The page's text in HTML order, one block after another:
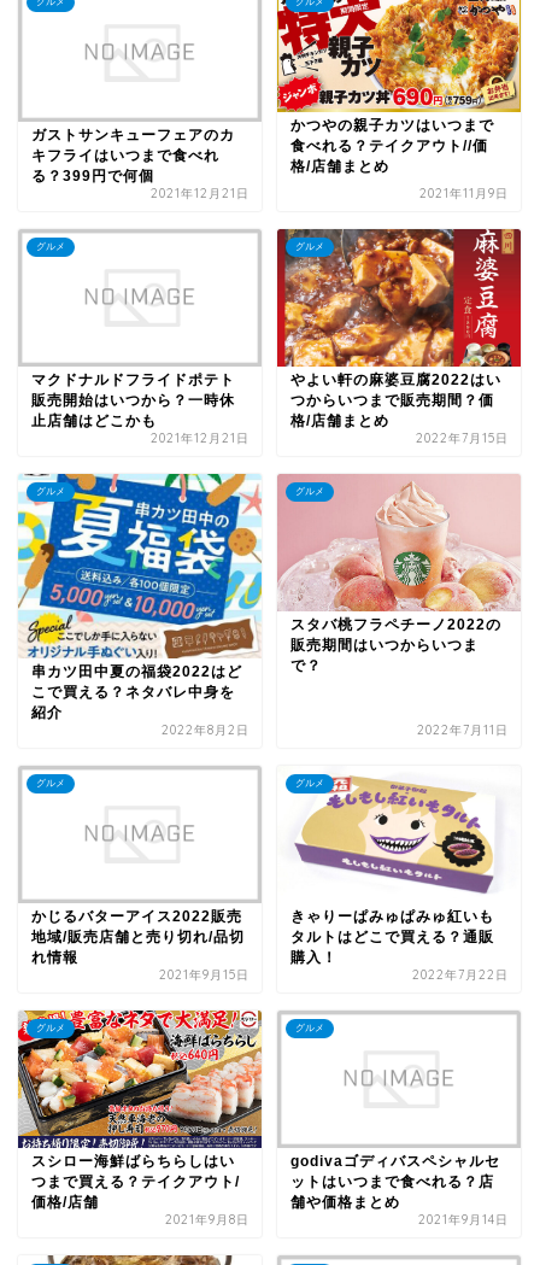
ガストサンキューフェアのカ
キフライはいつまで食べれ
る？399円で何個
2021年12月21日
かつやの親子カツはいつまで
食べれる？テイクアウト//価
格/店舗まとめ
2021年11月9日
グルメ
マクドナルドフライドポテト
販売開始はいつから？一時休
止店舗はどこかも
2021年12月21日
グルメ
やよい軒の麻婆豆腐2022はい
つからいつまで販売期間？価
格/店舗まとめ
2022年7月15日
グルメ
串カツ田中夏の福袋2022はど
こで買える？ネタバレ中身を
紹介
2022年8月2日
グルメ
スタバ桃フラペチーノ2022の
販売期間はいつからいつま
で？
2022年7月11日
グルメ
かじるバターアイス2022販売
地域/販売店舗と売り切れ/品切
れ情報
2021年9月15日
グルメ
きゃりーぱみゅぱみゅ紅いも
タルトはどこで買える？通販
購入！
2022年7月22日
グルメ
スシロー海鮮ばらちらしはい
つまで買える？テイクアウト/
価格/店舗
2021年9月8日
グルメ
godivaゴディバスペシャルセ
ットはいつまで食べれる？店
舗や価格まとめ
2021年9月14日